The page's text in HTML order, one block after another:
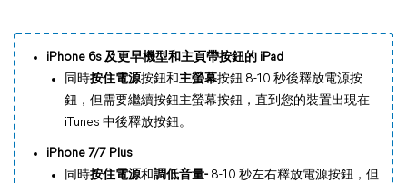
iPhone 6s 及更早機型和主頁帶按鈕的 iPad
同時按住電源按鈕和主螢幕按鈕 8-10 秒後釋放電源按
鈕，但需要繼續按鈕主螢幕按鈕，直到您的裝置出現在
iTunes 中後釋放按鈕。
iPhone 7/7 Plus
同時按住電源和調低音量- 8-10 秒左右釋放電源按鈕，但